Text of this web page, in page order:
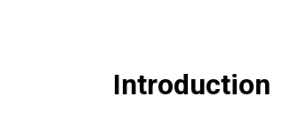
Introduction